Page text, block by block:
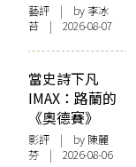
藝評 | by 李冰
苔 | 2026-08-07
當史詩下凡
IMAX：路蘭的
《奧德賽》
影評 | by 陳麗
芬 | 2026-08-06